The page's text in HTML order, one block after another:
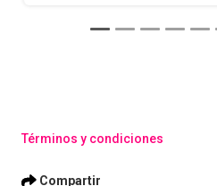
Términos y condiciones